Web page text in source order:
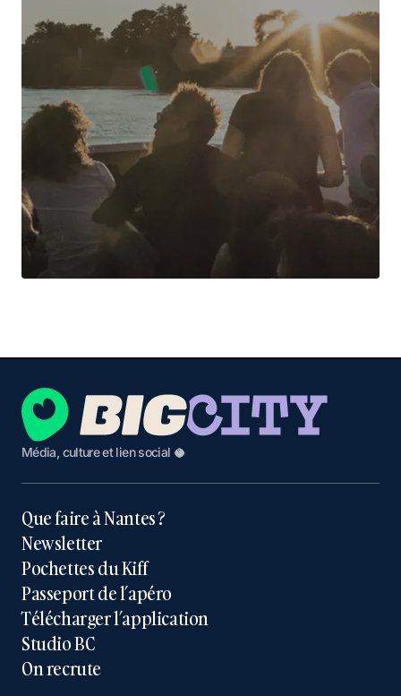
Média, culture et lien social 🥥
Que faire à Nantes ?
Newsletter
Pochettes du Kiff
Passeport de l’apéro
Télécharger l’application
Studio BC
On recrute